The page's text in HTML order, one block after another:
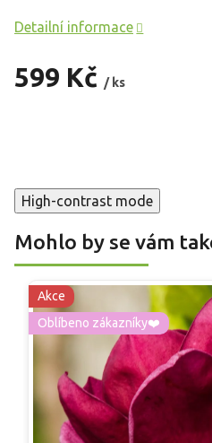
599 Kč / ks
Detailní informace
High-contrast mode
Mohlo by se vám
Akce
Oblíbeno zákazníky❤️